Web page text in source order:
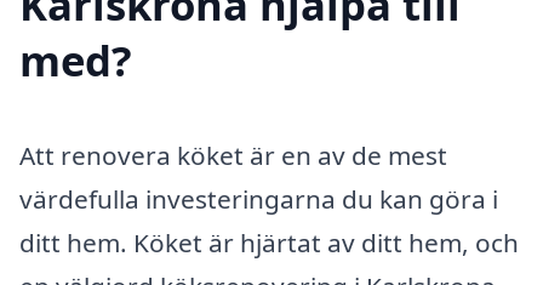
med?
Att renovera köket är en av de mest
värdefulla investeringarna du kan göra i
ditt hem. Köket är hjärtat av ditt hem, och